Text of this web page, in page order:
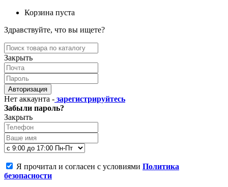
Корзина пуста
Здравствуйте, что вы ищете?
Закрыть
Авторизация
Нет аккаунта - зарегистрируйтесь
Забыли пароль?
Закрыть
Я прочитал и согласен с условиями Политика
безопасности